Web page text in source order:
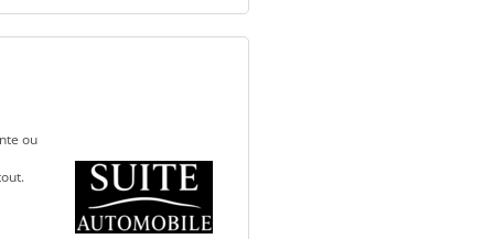
ou